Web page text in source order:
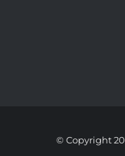
© Copyright